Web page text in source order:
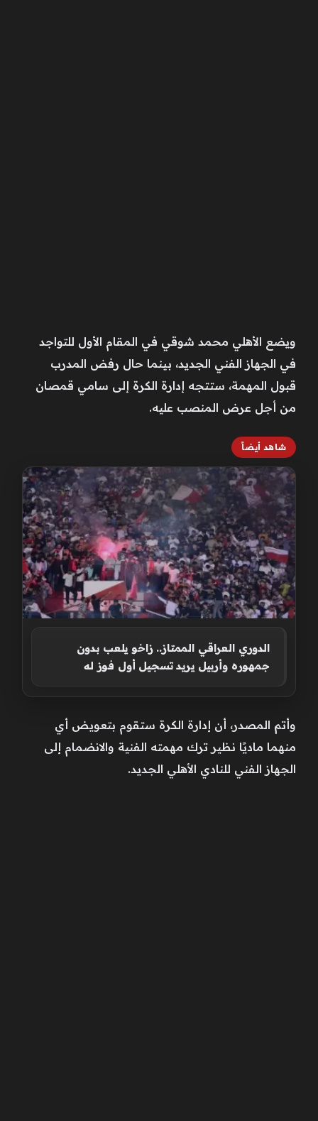
ويضع الأهلي محمد شوقي في المقام الأول للتواجد
في الجهاز الفني الجديد، بينما حال رفض المدرب
قبول المهمة، ستتجه إدارة الكرة إلى سامي قمصان
من أجل عرض المنصب عليه.
شاهد أيضاً
الدوري العراقي الممتاز.. زاخو يلعب بدون
جمهوره وأربيل يريد تسجيل أول فوز له
وأتم المصدر، أن إدارة الكرة ستقوم بتعويض أي
منهما ماديًا نظير ترك مهمته الفنية والانضمام إلى
الجهاز الفني للنادي الأهلي الجديد.